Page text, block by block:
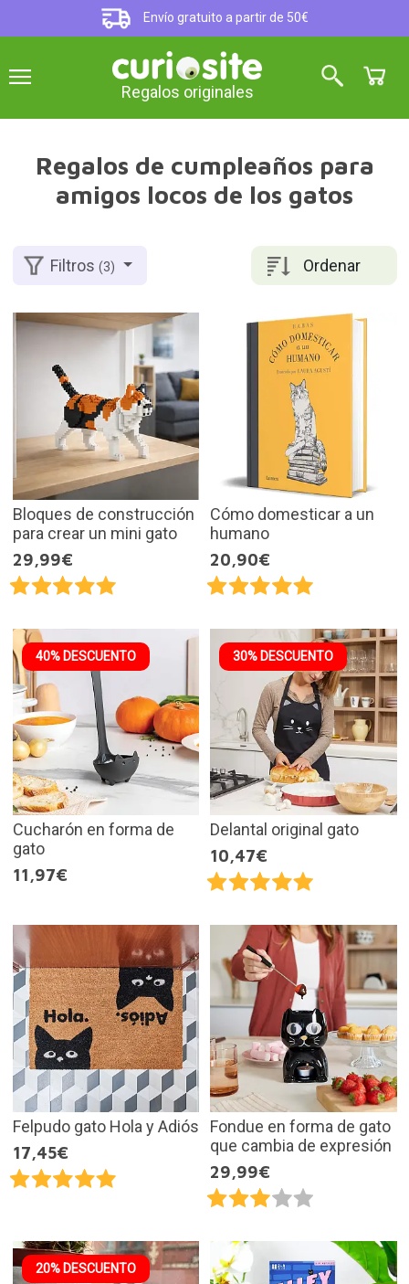
Envío gratuito a partir de 50€
Regalos originales
Regalos de cumpleaños para
amigos locos de los gatos
Ordenar
Filtros(3)
Bloques de construcción
para crear un mini gato
29,99€
Cómo domesticar a un
humano
20,90€
40% DESCUENTO
Cucharón en forma de
gato
11,97€
30% DESCUENTO
Delantal original gato
10,47€
Felpudo gato Hola y Adiós
17,45€
Fondue en forma de gato
que cambia de expresión
29,99€
20% DESCUENTO